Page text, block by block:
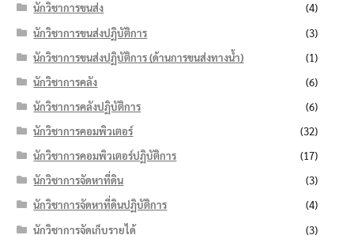
นักวิชาการขนส่ง
(4)
นักวิชาการขนส่งปฏิบัติการ
(3)
นักวิชาการขนส่งปฏิบัติการ (ด้านการขนส่งทางน้ำ)
(1)
นักวิชาการคลัง
(6)
นักวิชาการคลังปฏิบัติการ
(6)
นักวิชาการคอมพิวเตอร์
(32)
นักวิชาการคอมพิวเตอร์ปฏิบัติการ
(17)
นักวิชาการจัดหาที่ดิน
(3)
นักวิชาการจัดหาที่ดินปฏิบัติการ
(4)
นักวิชาการจัดเก็บรายได้
(3)